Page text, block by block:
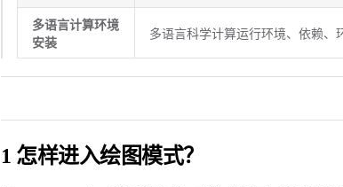
多语言计算环境
安装
多语言科学计算运行环境、依赖、
1 怎样进入绘图模式？